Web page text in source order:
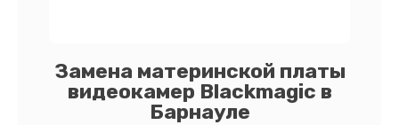
Замена материнской платы
видеокамер Blackmagic в
Барнауле